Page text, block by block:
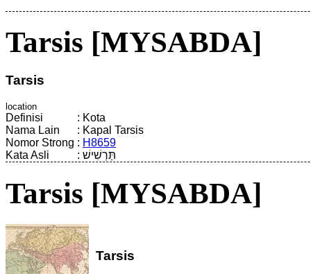
Tarsis [MYSABDA]
Tarsis
location
Definisi : Kota
Nama Lain
: Kapal Tarsis
Nomor Strong : H8659
Kata Asli
: תַּרְשִׁישׁ
Tarsis [MYSABDA]
Tarsis